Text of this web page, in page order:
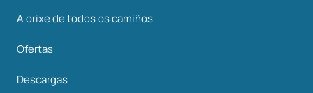
A orixe de todos os camiños
Ofertas
Descargas